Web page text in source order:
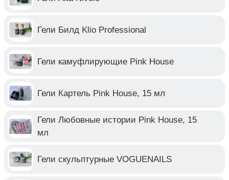
Гели Билд Klio Professional
Гели камуфлирующие Pink House
Гели Картель Pink House, 15 мл
Гели Любовные истории Pink House, 15
мл
Гели скульптурные VOGUENAILS